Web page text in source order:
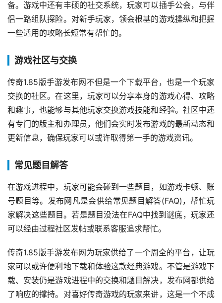
备。游戏中还有丰硕的社交系统，玩家可以插手公会，与伴
侣一路组队探险。对新手玩家，领会根基的游戏操纵和把握
一些适用的攻略长短常有帮忙的。
游戏社区与交换
传奇1.85版手游发布网不但是一个下载平台，也是一个玩家
交换的社区。在这里，玩家可以分享本身的游戏心得、攻略
和趣事，也能够与其他玩家交换游戏技能和经验。社区中还
有专门的版主和办理员，他们会实时发布游戏的最新动态和
更新信息，确保玩家可以或许取得第一手的游戏资讯。
常见题目解答
在游戏进程中，玩家可能会碰到一些题目，如游戏卡顿、账
号题目等。发布网凡是会供给常见题目解答(FAQ)，帮忙玩
家解决这些题目。若是题目没法在FAQ中找到谜底，玩家还
可以经由过程社区发帖或联系客服追求帮忙。
传奇1.85版手游发布网为玩家供给了一个周全的平台，让玩
家可以或许便利地下载和体验这款经典游戏。不管是游戏下
载、安装仍是游戏进程中的交换和题目解决，发布网都供给
了响应的撑持。对喜好传奇游戏的玩家来讲，这是一个不成